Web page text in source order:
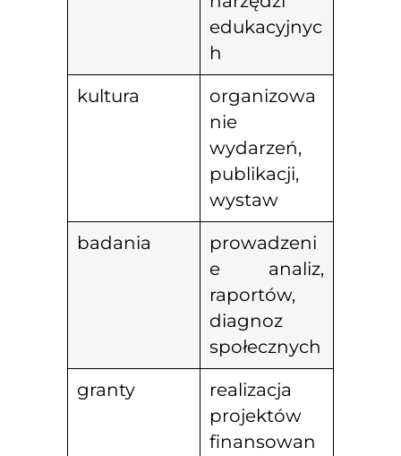
edukacyjnyc
h
kultura
organizowa
nie
wydarzeń,
publikacji,
wystaw
badania
prowadzeni
e analiz,
raportów,
diagnoz
społecznych
granty
realizacja
projektów
finansowan